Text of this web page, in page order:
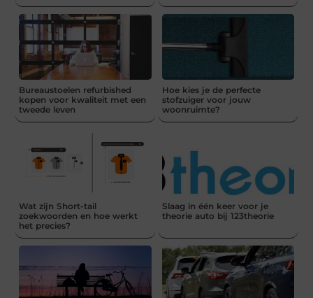
Bureaustoelen refurbished
kopen voor kwaliteit met een
tweede leven
Hoe kies je de perfecte
stofzuiger voor jouw
woonruimte?
Wat zijn Short-tail
zoekwoorden en hoe werkt
het precies?
Slaag in één keer voor je
theorie auto bij 123theorie